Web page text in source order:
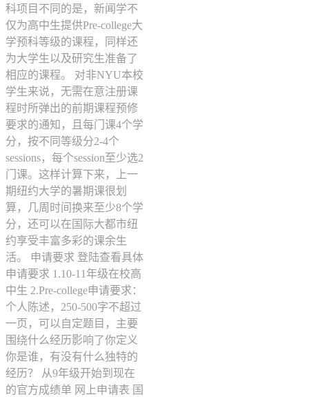
科项目不同的是，新闻学不
仅为高中生提供Pre-college大
学预科等级的课程，同样还
为大学生以及研究生准备了
相应的课程。 对非NYU本校
学生来说，无需在意注册课
程时所弹出的前期课程预修
要求的通知，且每门课4个学
分，按不同等级分2-4个
sessions，每个session至少选2
门课。这样计算下来，上一
期纽约大学的暑期课很划
算，几周时间换来至少8个学
分，还可以在国际大都市纽
约享受丰富多彩的课余生
活。 申请要求 登陆查看具体
申请要求 1.10-11年级在校高
中生 2.Pre-college申请要求：
个人陈述，250-500字不超过
一页，可以自定题目，主要
围绕什么经历影响了你定义
你是谁，有没有什么独特的
经历？ 从9年级开始到现在
的官方成绩单 网上申请表 国